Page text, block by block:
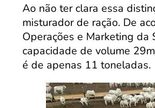
Ao não ter clara essa
misturador de ração. De
Operações e Marketing da
capacidade de volume
é de apenas 11 toneladas.